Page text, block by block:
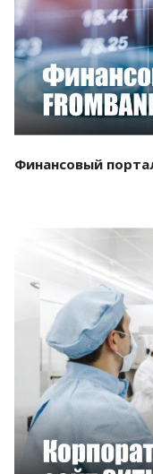
Финансовый портал